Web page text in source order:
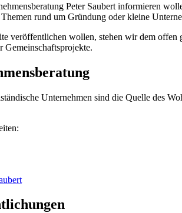
Peter Saubert informieren
rund um Gründung oder kleine
veröffentlichen wollen, stehen wir dem
Gemeinschaftsprojekte.
Unternehmen sind die Quelle des